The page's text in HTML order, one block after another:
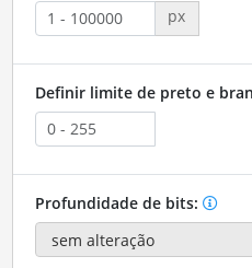
px
Definir limite de preto e
Profundidade de bits: